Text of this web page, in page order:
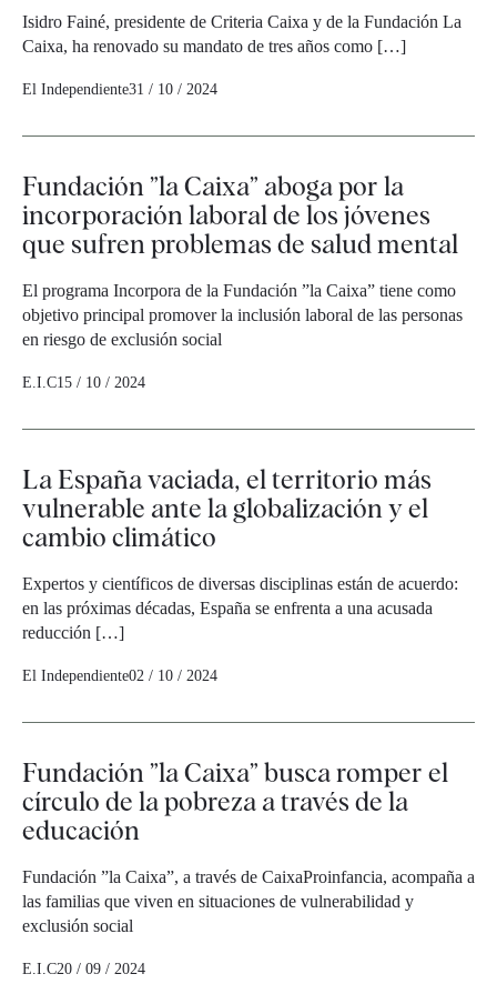
Isidro Fainé, presidente de Criteria Caixa y de la Fundación La
Caixa, ha renovado su mandato de tres años como […]
El Independiente31 / 10 / 2024
Fundación ”la Caixa” aboga por la
incorporación laboral de los jóvenes
que sufren problemas de salud mental
El programa Incorpora de la Fundación ”la Caixa” tiene como
objetivo principal promover la inclusión laboral de las personas
en riesgo de exclusión social
E.I.C15 / 10 / 2024
La España vaciada, el territorio más
vulnerable ante la globalización y el
cambio climático
Expertos y científicos de diversas disciplinas están de acuerdo:
en las próximas décadas, España se enfrenta a una acusada
reducción […]
El Independiente02 / 10 / 2024
Fundación ”la Caixa” busca romper el
círculo de la pobreza a través de la
educación
Fundación ”la Caixa”, a través de CaixaProinfancia, acompaña a
las familias que viven en situaciones de vulnerabilidad y
exclusión social
E.I.C20 / 09 / 2024